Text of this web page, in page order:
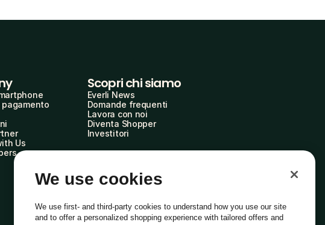
Us
Scopri chi siamo
Everli News
Domande frequenti
Lavora con noi
Diventa Shopper
Investitori
We use cookies
We use first- and third-party cookies to understand how you use our site
and to offer a personalized shopping experience with tailored offers and